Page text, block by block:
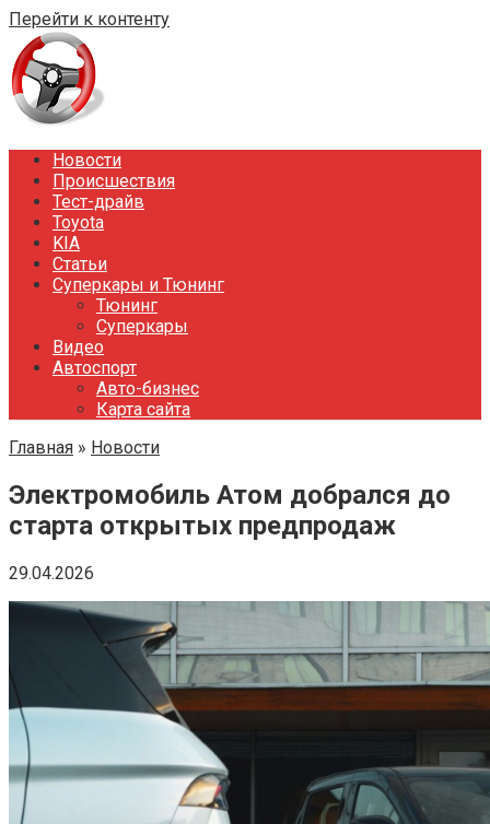
Перейти к контенту
Новости
Происшествия
Тест-драйв
Toyota
KIA
Статьи
Суперкары и Тюнинг
Тюнинг
Суперкары
Видео
Автоспорт
Авто-бизнес
Карта сайта
Главная » Новости
Электромобиль Атом добрался до
старта открытых предпродаж
29.04.2026